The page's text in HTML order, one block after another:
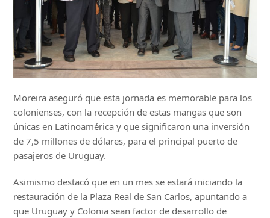
Moreira aseguró que esta jornada es memorable para los
colonienses, con la recepción de estas mangas que son
únicas en Latinoamérica y que significaron una inversión
de 7,5 millones de dólares, para el principal puerto de
pasajeros de Uruguay.
Asimismo destacó que en un mes se estará iniciando la
restauración de la Plaza Real de San Carlos, apuntando a
que Uruguay y Colonia sean factor de desarrollo de